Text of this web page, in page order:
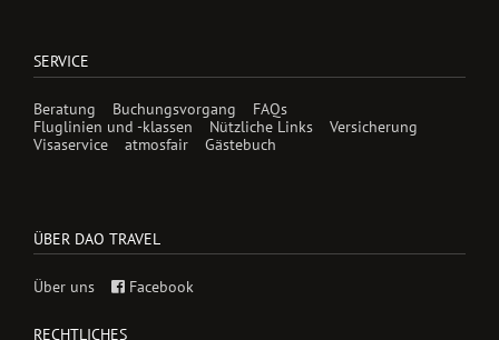
SERVICE
Beratung Buchungsvorgang
FAQs
Fluglinien und -klassen
Nützliche Links
Versicherung
Visaservice
atmosfair Gästebuch
ÜBER DAO TRAVEL
Über uns Facebook
RECHTLICHES